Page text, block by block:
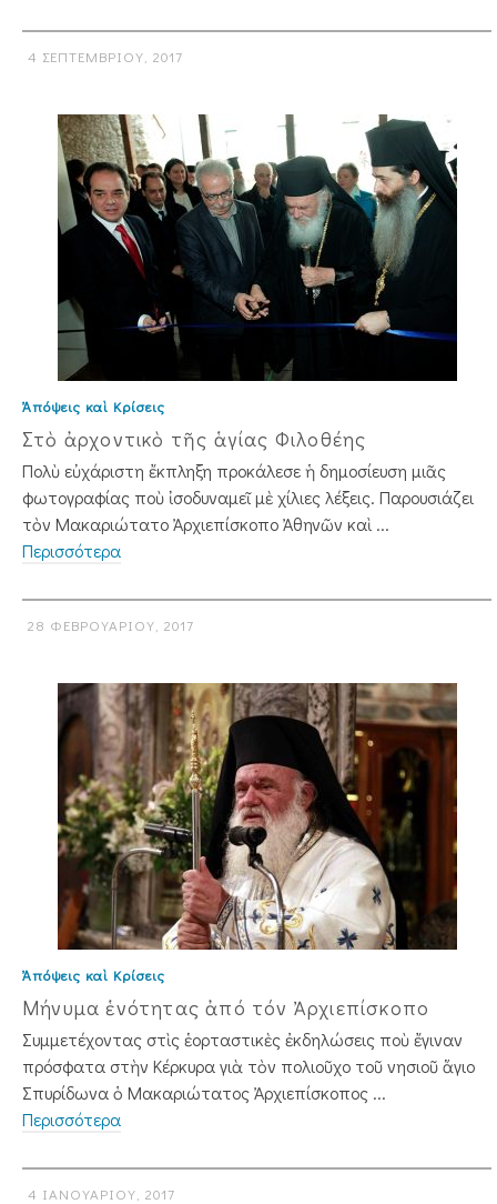
4 ΣΕΠΤΕΜΒΡΊΟΥ, 2017
Ἀπόψεις καὶ Κρίσεις
Στὸ ἀρχοντικὸ τῆς ἁγίας Φιλοθέης
Πολὺ εὐχάριστη ἔκπληξη προκάλεσε ἡ δημοσίευση μιᾶς
φωτογραφίας ποὺ ἰσοδυναμεῖ μὲ χίλιες λέξεις. Παρουσιάζει
τὸν Μακαριώτατο Ἀρχιεπίσκοπο Ἀθηνῶν καὶ ...
Περισσότερα
28 ΦΕΒΡΟΥΑΡΊΟΥ, 2017
Ἀπόψεις καὶ Κρίσεις
Μήνυμα ἑνότητας ἀπό τόν Ἀρχιεπίσκοπο
Συμμετέχοντας στὶς ἑορταστικὲς ἐκδηλώσεις ποὺ ἔγιναν
πρόσφατα στὴν Κέρκυρα γιὰ τὸν πολιοῦχο τοῦ νησιοῦ ἅγιο
Σπυρίδωνα ὁ Μακαριώτατος Ἀρχιεπίσκοπος ...
Περισσότερα
4 ΙΑΝΟΥΑΡΊΟΥ, 2017